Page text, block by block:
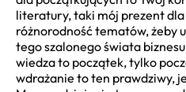
literatury, taki mój prezent
różnorodność tematów, żeby
tego szalonego świata
wiedza to początek, tylko
wdrażanie to ten prawdziwy,